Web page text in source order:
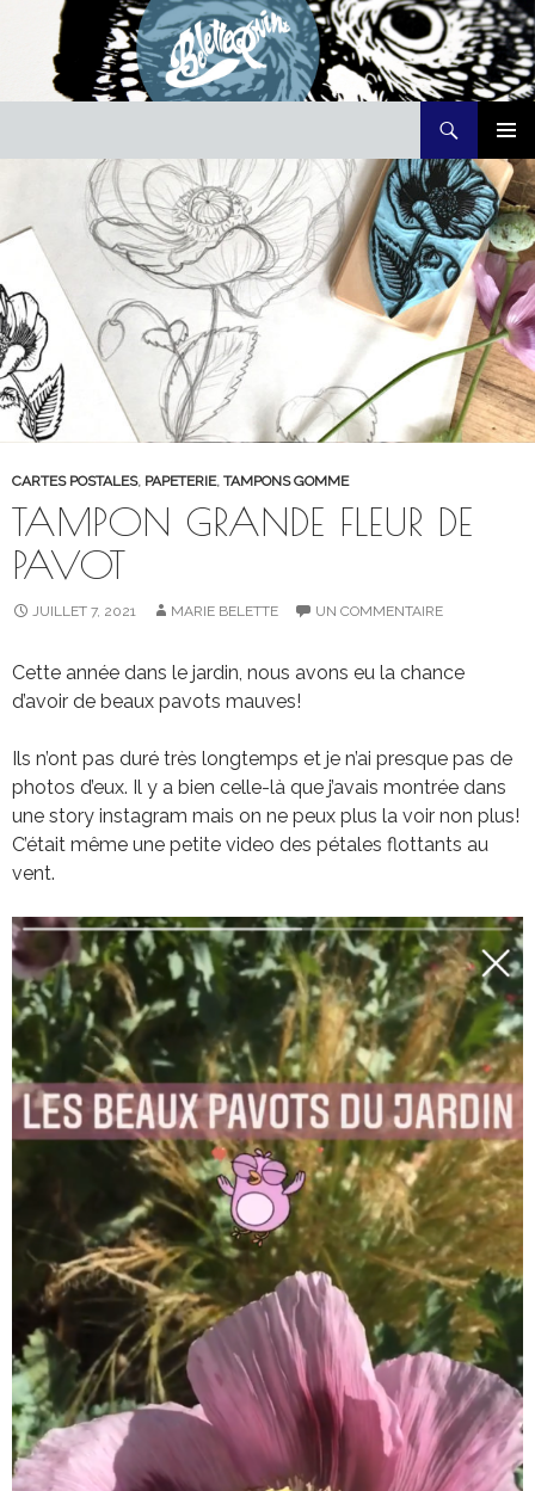
MENU
CONTENU
CARTES POSTALES, PAPETERIE, TAMPONS GOMME
TAMPON GRANDE FLEUR DE
PAVOT
JUILLET 7, 2021 MARIE BELETTE UN COMMENTAIRE
Cette année dans le jardin, nous avons eu la chance
d’avoir de beaux pavots mauves!
Ils n’ont pas duré très longtemps et je n’ai presque pas de
photos d’eux. Il y a bien celle-là que j’avais montrée dans
une story instagram mais on ne peux plus la voir non plus!
C’était même une petite video des pétales flottants au
vent.